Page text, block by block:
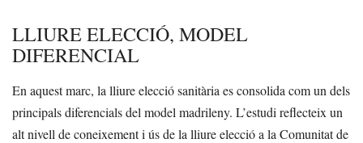
LLIURE ELECCIÓ, MODEL
DIFERENCIAL
En aquest marc, la lliure elecció sanitària es consolida com un dels
principals diferencials del model madrileny. L’estudi reflecteix un
alt nivell de coneixement i ús de la lliure elecció a la Comunitat de